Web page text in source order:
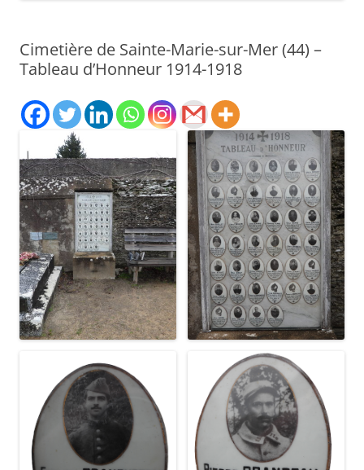
Cimetière de Sainte-Marie-sur-Mer (44) –
Tableau d’Honneur 1914-1918